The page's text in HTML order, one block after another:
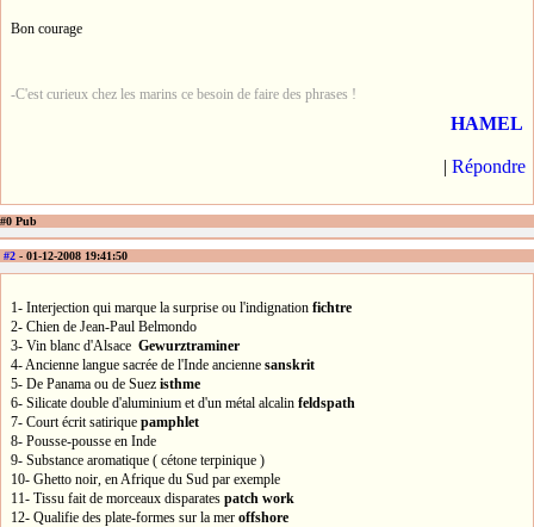
Bon courage
-C'est curieux chez les marins ce besoin de faire des phrases !
HAMEL
| Répondre
#0 Pub
#2 - 01-12-2008 19:41:50
1- Interjection qui marque la surprise ou l'indignation fichtre
2- Chien de Jean-Paul Belmondo
3- Vin blanc d'Alsace Gewurztraminer
4- Ancienne langue sacrée de l'Inde ancienne sanskrit
5- De Panama ou de Suez isthme
6- Silicate double d'aluminium et d'un métal alcalin feldspath
7- Court écrit satirique pamphlet
8- Pousse-pousse en Inde
9- Substance aromatique ( cétone terpinique )
10- Ghetto noir, en Afrique du Sud par exemple
11- Tissu fait de morceaux disparates patch work
12- Qualifie des plate-formes sur la mer offshore